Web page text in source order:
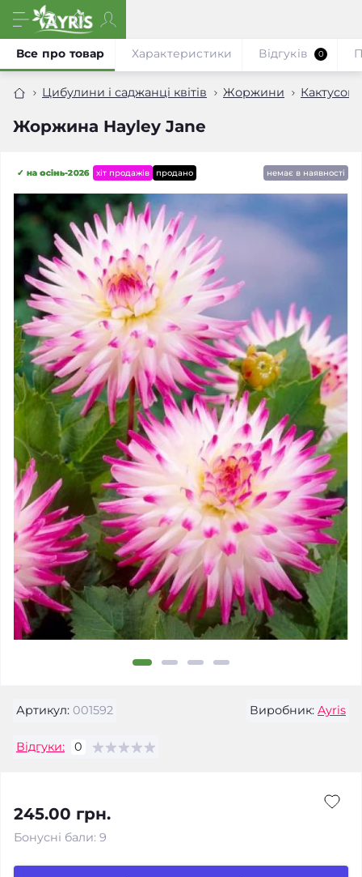
Цибулини і саджанці квітів Жоржини
Жоржина Hayley Jane
Все про товар Характеристики Відгуків 0
✓ на осінь-2026 хіт продажів продано немає в наявності
Артикул: 001592 Виробник: Ayris
Відгуки: 0
245.00 грн.
Бонусні бали: 9